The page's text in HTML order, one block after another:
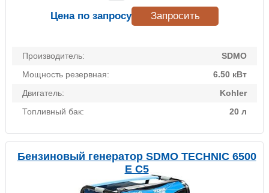
Производитель:
SDMO
Мощность резервная:
6.50 кВт
Двигатель:
Kohler
Топливный бак:
20 л
Цена по запросу Запросить
Бензиновый генератор SDMO TECHNIC 6500
E C5